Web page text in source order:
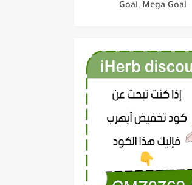
Goal, Mega Goal